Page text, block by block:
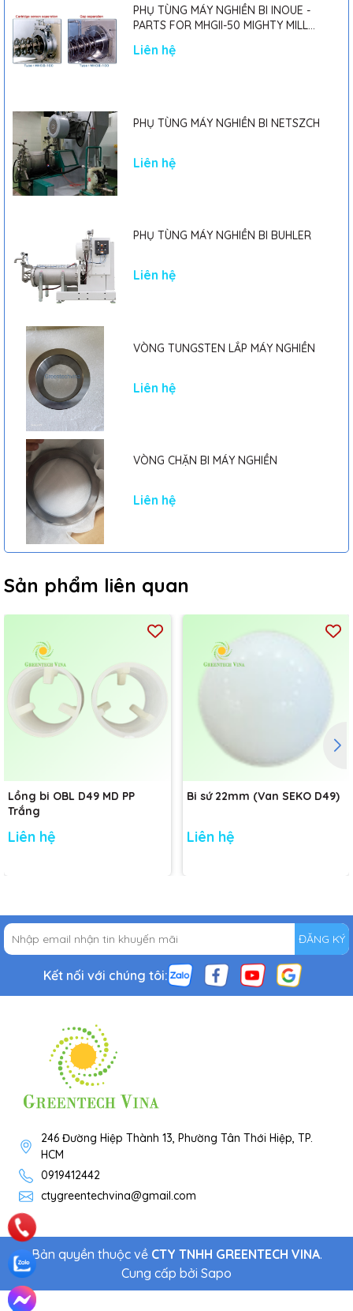
PHỤ TÙNG MÁY NGHIỀN BI INOUE -
PARTS FOR MHGII-50 MIGHTY MILL
Liên hệ
PHỤ TÙNG MÁY NGHIỀN BI NETSZCH
Liên hệ
PHỤ TÙNG MÁY NGHIỀN BI BUHLER
Liên hệ
VÒNG TUNGSTEN LẮP MÁY NGHIỀN
Liên hệ
VÒNG CHẶN BI MÁY NGHIỀN
Liên hệ
Sản phẩm liên quan
Lồng bi OBL D49 MD PP
Trắng
Liên hệ
Bi sứ 22mm (Van SEKO D49)
Liên hệ
ĐĂNG KÝ
Kết nối với chúng tôi:
246 Đường Hiệp Thành 13, Phường Tân Thới Hiệp, TP.
HCM
0919412442
ctygreentechvina@gmail.com
Bản quyền thuộc về CTY TNHH GREENTECH VINA.
Cung cấp bởi Sapo